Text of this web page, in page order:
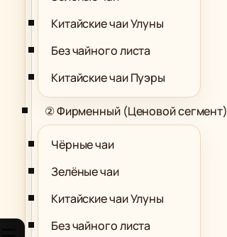
Китайские чаи Улуны
Без чайного листа
Китайские чаи Пуэры
② Фирменный (Ценовой сегмент)
Чёрные чаи
Зелёные чаи
Китайские чаи Улуны
Без чайного листа